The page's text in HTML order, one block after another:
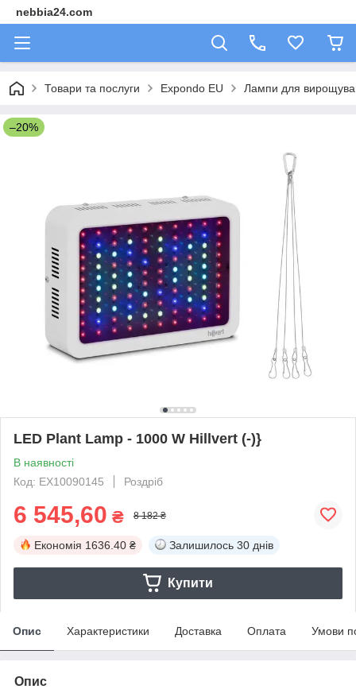
nebbia24.com
Товари та послуги Expondo EU Лампи для
–20%
LED Plant Lamp - 1000 W Hillvert (-)}
В наявності
Код: EX10090145
Роздріб
6 545,60 ₴ 8 182 ₴
Економія 1636.40 ₴ Залишилось 30 днів
Купити
Опис Характеристики Доставка Оплата Умови
Опис